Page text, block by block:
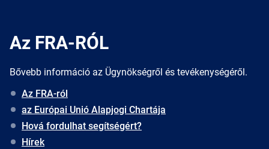
Az FRA-RÓL
Bővebb információ az Ügynökségről és tevékenységéről.
Az FRA-ról
az Európai Unió Alapjogi Chartája
Hová fordulhat segítségért?
Hírek